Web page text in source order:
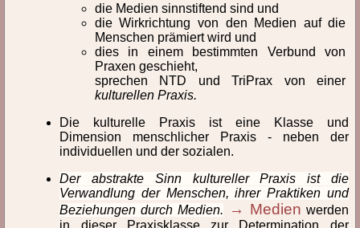
Lexikon der Begriffe des Neuen Triadischen Denkens®
(NTD) und der Triadischen Praxeologie(TriPrax).
Hinweise zur Verlinkung
A B C D E F
K L M N O Ö P Q
R
T U V W
Z
die Medien sinnstiftend sind und
die Wirkrichtung von den Medien auf die
Menschen prämiert wird und
dies in einem bestimmten Verbund von
Praxen geschieht,
sprechen NTD und TriPrax von einer
kulturellen Praxis.
Die kulturelle Praxis ist eine Klasse und
Dimension menschlicher Praxis - neben der
individuellen und der sozialen.
Der abstrakte Sinn kultureller Praxis ist die
Verwandlung der Menschen, ihrer Praktiken und
Beziehungen durch Medien.
→ Medien werden
in dieser Praxisklasse zur Determination der